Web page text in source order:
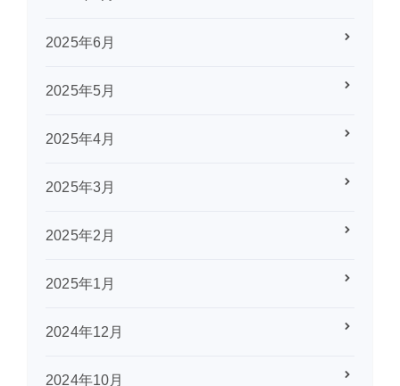
2025年6月
2025年5月
2025年4月
2025年3月
2025年2月
2025年1月
2024年12月
2024年10月